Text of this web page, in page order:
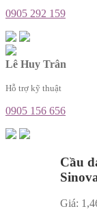
0905 292 159
Lê Huy Trân
Hỗ trợ kỹ thuật
0905 156 656
Cầu
Giá: